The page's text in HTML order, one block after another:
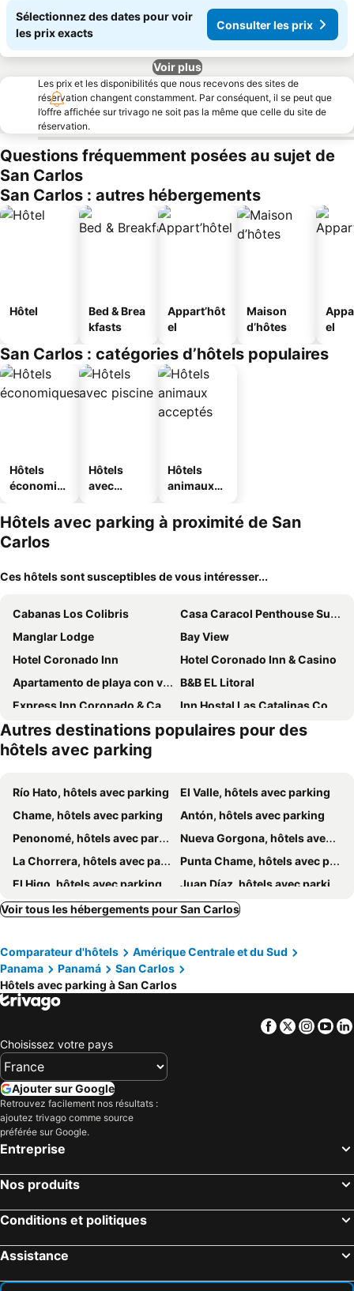
Sélectionnez des dates pour voir
les prix exacts
Consulter les prix
Voir plus
Les prix et les disponibilités que nous recevons des sites de
réservation changent constamment. Par conséquent, il se peut que
l’offre affichée sur trivago ne soit pas la même que celle du site de
réservation.
Questions fréquemment posées au sujet de
San Carlos
San Carlos : autres hébergements
Hôtel
Bed & Brea
kfasts
Appart’hôt
el
Maison
d’hôtes
el
San Carlos : catégories d’hôtels populaires
Hôtels
économiq
Hôtels
avec
Hôtels
animaux
Hôtels avec parking à proximité de San
Carlos
Ces hôtels sont susceptibles de vous intéresser...
Cabanas Los Colibris
Casa Caracol Penthouse Suite
Manglar Lodge
Bay View
Hotel Coronado Inn
Hotel Coronado Inn & Casino
Apartamento de playa con vista al mar en coronado
B&B EL Litoral
Express Inn Coronado & Camping
Inn Hostal Las Catalinas Coronado Panama
Mia Nueva Gorgona
Hotel Casa Mezcal
Hawk's Nest Bed & Breakfast
Panama Exclusive Couples Club
Autres destinations populaires pour des
hôtels avec parking
Río Hato, hôtels avec parking
El Valle, hôtels avec parking
Chame, hôtels avec parking
Antón, hôtels avec parking
Penonomé, hôtels avec parking
Nueva Gorgona, hôtels avec parking
La Chorrera, hôtels avec parking
Punta Chame, hôtels avec parking
El Higo, hôtels avec parking
Juan Díaz, hôtels avec parking
Chicá, hôtels avec parking
Río Grande, hôtels avec parking
El Coco, hôtels avec parking
Las Uvas, hôtels avec parking
Bejuco, hôtels avec parking
Cabuya, hôtels avec parking
Veracruz, hôtels avec parking
Voir tous les hébergements pour San Carlos
Comparateur d'hôtels
Amérique Centrale et du Sud
Panama
Panamá
San Carlos
Hôtels avec parking à San Carlos
Facebook
Twitter
Choisissez votre pays
Ajouter sur Google
Retrouvez facilement nos résultats :
ajoutez trivago comme source
préférée sur Google.
Entreprise
Nos produits
Conditions et politiques
Assistance